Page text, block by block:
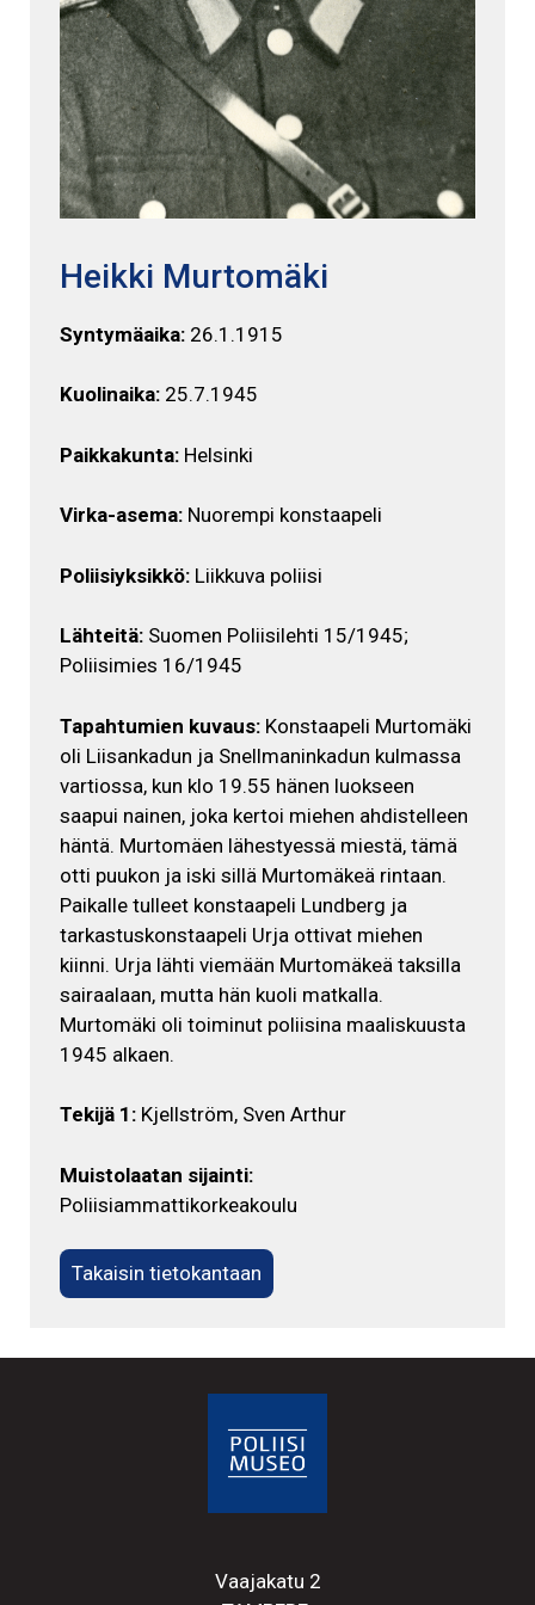
Heikki Murtomäki
Syntymäaika: 26.1.1915
Kuolinaika: 25.7.1945
Paikkakunta: Helsinki
Virka-asema: Nuorempi konstaapeli
Poliisiyksikkö: Liikkuva poliisi
Lähteitä: Suomen Poliisilehti 15/1945;
Poliisimies 16/1945
Tapahtumien kuvaus: Konstaapeli Murtomäki
oli Liisankadun ja Snellmaninkadun kulmassa
vartiossa, kun klo 19.55 hänen luokseen
saapui nainen, joka kertoi miehen ahdistelleen
häntä. Murtomäen lähestyessä miestä, tämä
otti puukon ja iski sillä Murtomäkeä rintaan.
Paikalle tulleet konstaapeli Lundberg ja
tarkastuskonstaapeli Urja ottivat miehen
kiinni. Urja lähti viemään Murtomäkeä taksilla
sairaalaan, mutta hän kuoli matkalla.
Murtomäki oli toiminut poliisina maaliskuusta
1945 alkaen.
Tekijä 1: Kjellström, Sven Arthur
Muistolaatan sijainti:
Poliisiammattikorkeakoulu
Takaisin tietokantaan
Vaajakatu 2